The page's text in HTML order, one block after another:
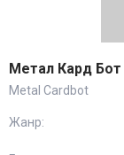
Метал Кард Бот
Metal Cardbot
Жанр: